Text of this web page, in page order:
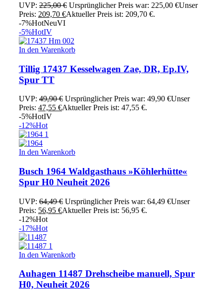
UVP: 225,00€ Ursprünglicher Preis war: 225,00 €Unser
Preis: 209,70 €Aktueller Preis ist: 209,70 €.
-7%HotNeuVI
-5%HotIV
In den Warenkorb
Tillig 17437 Kesselwagen Zae, DR, Ep.IV,
Spur TT
UVP: 49,90€ Ursprünglicher Preis war: 49,90 €Unser
Preis: 47,55 €Aktueller Preis ist: 47,55 €.
-5%HotIV
-12%Hot
In den Warenkorb
Busch 1964 Waldgasthaus »Köhlerhütte«
Spur H0 Neuheit 2026
UVP: 64,49€ Ursprünglicher Preis war: 64,49 €Unser
Preis: 56,95 €Aktueller Preis ist: 56,95 €.
-12%Hot
-17%Hot
In den Warenkorb
Auhagen 11487 Drehscheibe manuell, Spur
H0, Neuheit 2026